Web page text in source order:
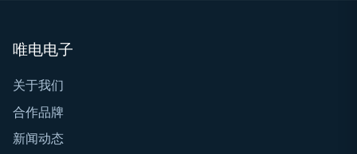
唯电电子
关于我们
合作品牌
新闻动态